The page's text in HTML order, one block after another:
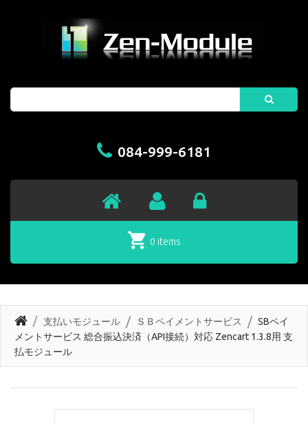
Search
084-999-6181
0 items
支払いモジュール ＳＢペイメントサービス
SBペイ
メントサービス 総合振込決済（API接続）対応 Zencart 1.3.8用 支
払モジュール